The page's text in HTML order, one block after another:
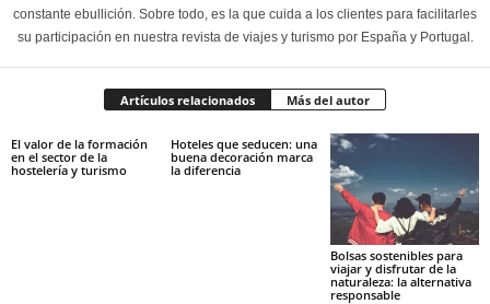
constante ebullición. Sobre todo, es la que cuida a los clientes para facilitarles
su participación en nuestra revista de viajes y turismo por España y Portugal.
Artículos relacionados Más del autor
El valor de la formación
en el sector de la
hostelería y turismo
Hoteles que seducen: una
buena decoración marca
la diferencia
Bolsas sostenibles para
viajar y disfrutar de la
naturaleza: la alternativa
responsable